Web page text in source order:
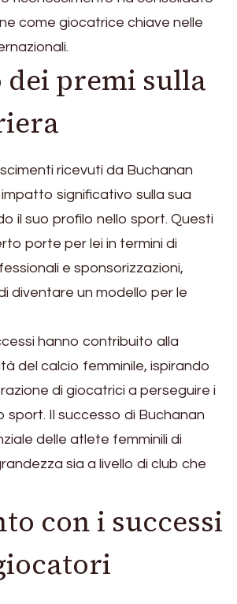
come giocatrice chiave nelle
premi sulla
ricevuti da Buchanan
significativo sulla sua
il suo profilo nello sport. Questi
porte per lei in termini di
e sponsorizzazioni,
diventare un modello per le
hanno contribuito alla
del calcio femminile, ispirando
di giocatrici a perseguire i
sport. Il successo di Buchanan
delle atlete femminili di
sia a livello di club che
con i successi